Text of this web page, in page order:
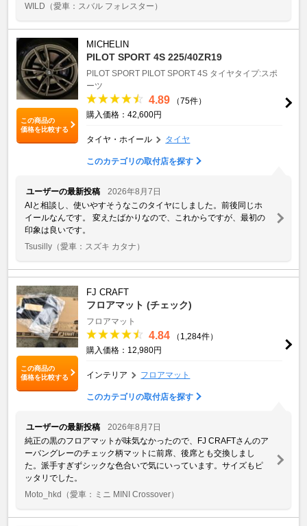
WILD （愛車：スバル フォレスター）
この商品の
価格を比較する
MICHELIN
PILOT SPORT 4S 225/40ZR19
PILOT SPORT PILOT SPORT 4S タイヤタイプ:スポ
ーツ
4.89
（75件）
購入価格：42,600円
タイヤ・ホイール タイヤ
このカテゴリの取付店を探す
ユーザーの最新投稿
2026年8月7日
AIと相談し、使いやすそうなこのタイヤにしました。前後同じホ
イールなんです。 変えたばかりなので、これからですが、最初の
印象は良いです。
Tsusilly （愛車：スズキ カタナ）
この商品の
価格を比較する
FJ CRAFT
フロアマット (チェック)
フロアマット
4.84
（1,284件）
購入価格：12,980円
インテリア フロアマット
このカテゴリの取付店を探す
ユーザーの最新投稿
2026年8月7日
純正の黒のフロアマットが味気なかったので、FJ CRAFTさんのア
ーバングレーのチェック柄マットに前席、後席とも交換しまし
た。派手すぎずシックな色合いで気にいっています。サイズもピ
ッタリでした。
Moto_hkd （愛車：ミニ MINI Crossover）